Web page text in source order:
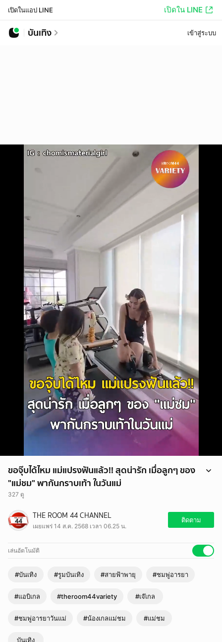
เปิดในแอป LINE เปิดใน LINE
บันเทิง เข้าสู่ระบบ
ขอจุ๊บได้ไหม แม่แปรงฟันแล้ว!! สุดน่ารัก เมื่อลูกๆ ของ
"แม่ชม" พากันกราบเท้า ในวันแม่
327 ดู
ขอจุ๊บได้ไหม แม่แปรงฟันแล้ว!! สุดน่ารัก เมื่อลูกๆ ของ "แม่ชม" พากันกราบ
เท้า ในวันแม่
IG : chomismaterialgirl
THE ROOM 44 CHANNEL
เผยแพร่ 14 ส.ค. 2568 เวลา 06.25 น.
ติดตาม
เล่นอัตโนมัติ
#บันเทิง #รูมบันเทิง #สายฟ้าพายุ #ชมพู่อารยา
#แอบิเกล #theroom44variety #เจ๊เกล
#ชมพู่อารยาวันแม่ #น้องเกลแม่ชม #แม่ชม
บันเทิง